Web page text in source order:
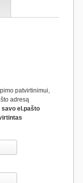
patvirtinimui,
adresą
el.pašto